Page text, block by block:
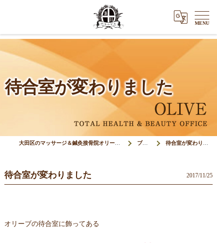
待合室が変わりました
大田区のマッサージ＆鍼灸接骨院オリーブ(Olive) ブログ 待合室が変わりました
待合室が変わりました 2017/11/25
オリーブの待合室に飾ってある